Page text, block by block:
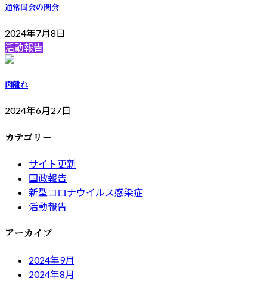
通常国会の閉会
2024年7月8日
活動報告
肉離れ
2024年6月27日
カテゴリー
サイト更新
国政報告
新型コロナウイルス感染症
活動報告
アーカイブ
2024年9月
2024年8月